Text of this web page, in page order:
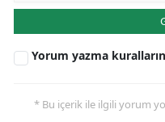
Yorum yazma
* Bu içerik ile ilgili yorum